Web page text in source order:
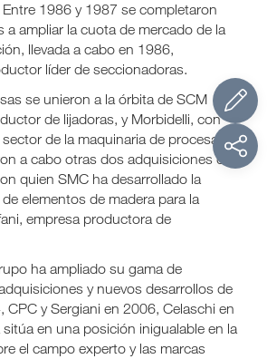
1986 y 1987 se completaron
ampliar la cuota de mercado de la
llevada a cabo en 1986,
líder de seccionadoras.
se unieron a la órbita de SCM
de lijadoras, y Morbidelli, con
de la maquinaria de procesado
a cabo otras dos adquisiciones de
quien SMC ha desarrollado la
elementos de madera para la
empresa productora de
ha ampliado su gama de
y nuevos desarrollos de
y Sergiani en 2006, Celaschi en
en una posición inigualable en la
el campo experto y las marcas